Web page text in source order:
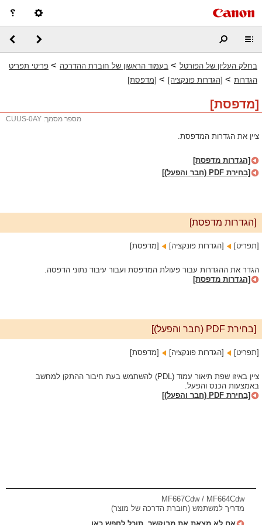
בחלק העליון של הפורטל > בעמוד הראשון של חוברת ההדרכה > פריטי תפריט
הגדרות > [הגדרות פונקציה] > [מדפסת]
[מדפסת]
מספר מסמך: CUUS-0AY
ציין את הגדרות המדפסת.
[הגדרות מדפסת]
[בחירת PDF (חבר והפעל)]
[הגדרות מדפסת]
[תפריט]‏ [הגדרות פונקציה]‏ [מדפסת]
הגדר את ההגדרות עבור פעולת המדפסת ועבור עיבוד נתוני הדפסה.
[הגדרות מדפסת]
[בחירת PDF (חבר והפעל)]
[תפריט]‏ [הגדרות פונקציה]‏ [מדפסת]
ציין באיזו שפת תיאור עמוד (PDL) להשתמש בעת חיבור ההתקן למחשב
באמצעות הכנס והפעל.
[בחירת PDF (חבר והפעל)]
MF667Cdw / MF664Cdw
מדריך למשתמש (חוברת הדרכה של מוצר)